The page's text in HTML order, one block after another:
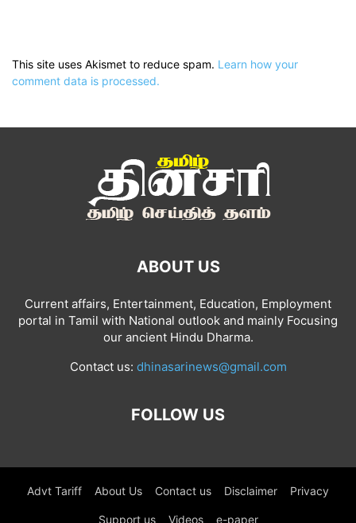
This site uses Akismet to reduce spam. Learn how your
comment data is processed.
ABOUT US
Current affairs, Entertainment, Education, Employment
portal in Tamil with National outlook and mainly Focusing
our ancient Hindu Dharma.
Contact us: dhinasarinews@gmail.com
FOLLOW US
Advt Tariff About Us Contact us Disclaimer Privacy
Support us Videos e-paper